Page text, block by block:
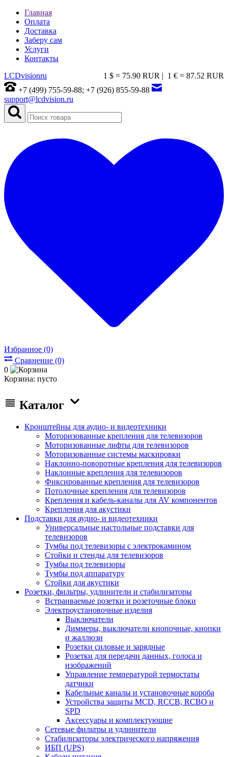
Главная
Оплата
Доставка
Заберу сам
Услуги
Контакты
1 € = 87.52 RUR
1 $ = 75.90 RUR |
LCDvisionru
+7 (499) 755-59-88; +7 (926) 855-59-88
support@lcdvision.ru
Избранное (0)
Сравнение (0)
0
Корзина: пусто
Каталог
Кронштейны для аудио- и видеотехники
Моторизованные крепления для телевизоров
Моторизованные лифты для телевизоров
Моторизованные системы маскировки
Наклонно-поворотные крепления для телевизоров
Наклонные крепления для телевизоров
Фиксированные крепления для телевизоров
Потолочные крепления для телевизоров
Крепления и кабель-каналы для AV компонентов
Крепления для акустики
Подставки для аудио- и видеотехники
Универсальные настольные подставки для
телевизоров
Тумбы под телевизоры с электрокамином
Стойки и стенды для телевизоров
Тумбы под телевизоры
Тумбы под аппаратуру
Стойки для акустики
Розетки, фильтры, удлинители и стабилизаторы
Встраиваемые розетки и розеточные блоки
Электроустановочные изделия
Выключатели
Диммеры, выключатели кнопочные, кнопки
и жаллюзи
Розетки силовые и зарядные
Розетки для передачи данных, голоса и
изображений
Управление температурой термостаты
датчики
Кабельные каналы и установочные короба
Устройства защиты MCD, RCCB, RCBO и
SPD
Аксессуары и комплектующие
Сетевые фильтры и удлинители
Стабилизаторы электрического напряжения
ИБП (UPS)